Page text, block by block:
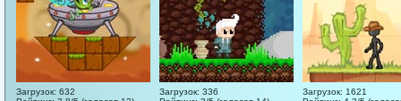
Загрузок: 632
Загрузок: 336
Загрузок: 1621